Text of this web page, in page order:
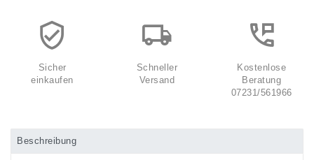
Sicher
einkaufen
Schneller
Versand
Kostenlose
Beratung
07231/561966
Beschreibung